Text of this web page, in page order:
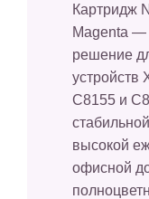
Картридж
Magenta —
решение
устройств
C8155 и
высокой
офисной